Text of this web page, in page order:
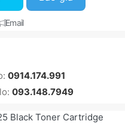
Email
0914.174.991
093.148.7949
Black Toner Cartridge